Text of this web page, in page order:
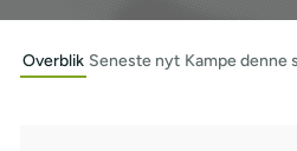
Overblik Seneste nyt Kampe denne